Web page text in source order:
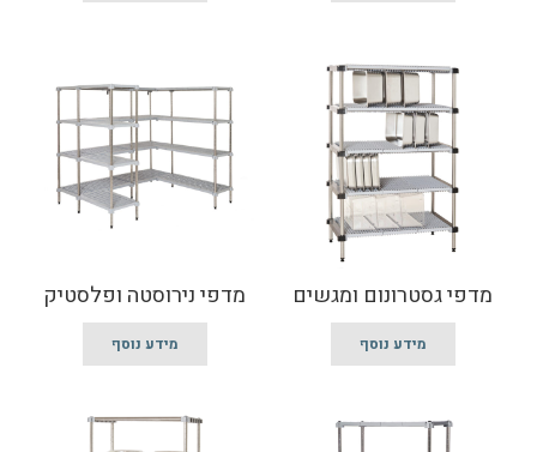
מדפי גסטרונום ומגשים
מידע נוסף
מדפי נירוסטה ופלסטיק
מידע נוסף